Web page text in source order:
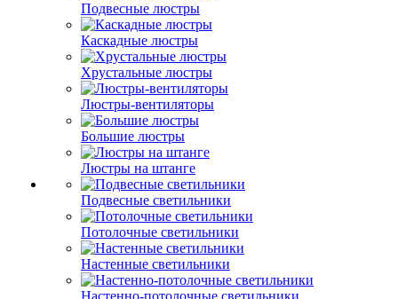
Подвесные люстры
Каскадные люстры
Хрустальные люстры
Люстры-вентиляторы
Большие люстры
Люстры на штанге
Подвесные светильники
Потолочные светильники
Настенные светильники
Настенно-потолочные светильники